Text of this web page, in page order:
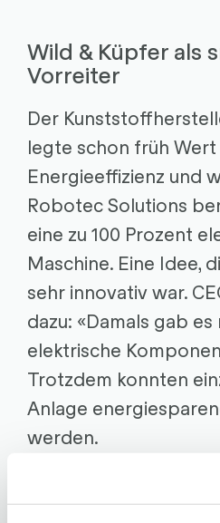
Wild & Küpfer als
Vorreiter
Der
legte schon früh Wert
Energieeffizienz und
Robotec Solutions
eine zu 100 Prozent
Maschine. Eine Idee,
sehr innovativ war.
dazu: «Damals gab
elektrische
Trotzdem konnten
Anlage
werden.
Robotec Solutions
ein